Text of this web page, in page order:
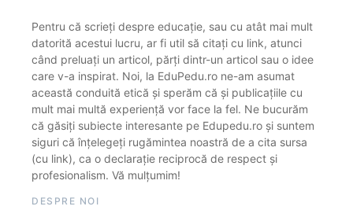
Pentru că scrieți despre educație, sau cu atât mai mult
datorită acestui lucru, ar fi util să citați cu link, atunci
când preluați un articol, părți dintr-un articol sau o idee
care v-a inspirat. Noi, la EduPedu.ro ne-am asumat
această conduită etică și sperăm că și publicațiile cu
mult mai multă experiență vor face la fel. Ne bucurăm
că găsiți subiecte interesante pe Edupedu.ro și suntem
siguri că înțelegeți rugămintea noastră de a cita sursa
(cu link), ca o declarație reciprocă de respect și
profesionalism. Vă mulțumim!
DESPRE NOI